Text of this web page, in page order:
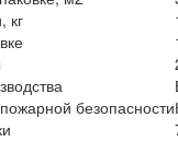
кг
безопасности